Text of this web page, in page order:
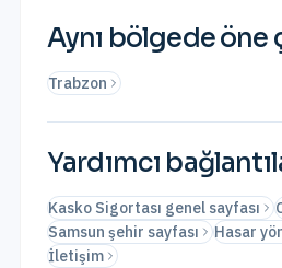
Aynı bölgede öne
Trabzon
Yardımcı
Kasko Sigortası genel sayfası
Samsun şehir sayfası
Hasar
İletişim